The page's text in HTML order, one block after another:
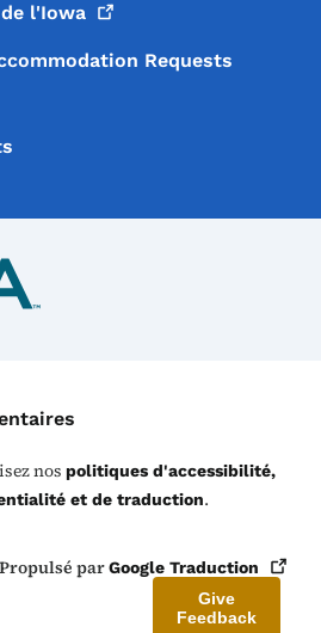
l'Iowa
Requests
nos politiques d'accessibilité,
et de traduction.
Propulsé parGoogle Traduction
Give
Feedback